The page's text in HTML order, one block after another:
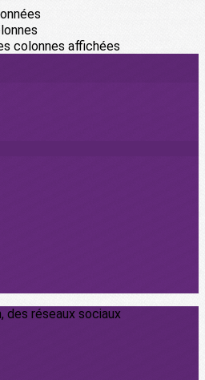
colonnes affichées
des réseaux sociaux